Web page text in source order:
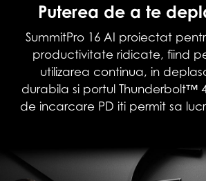
Puterea de a te
SummitPro 16 AI proiectat
productivitate ridicate, fiind
utilizarea continua, in
durabila si portul Thunderbolt™
de incarcare PD iti permit sa